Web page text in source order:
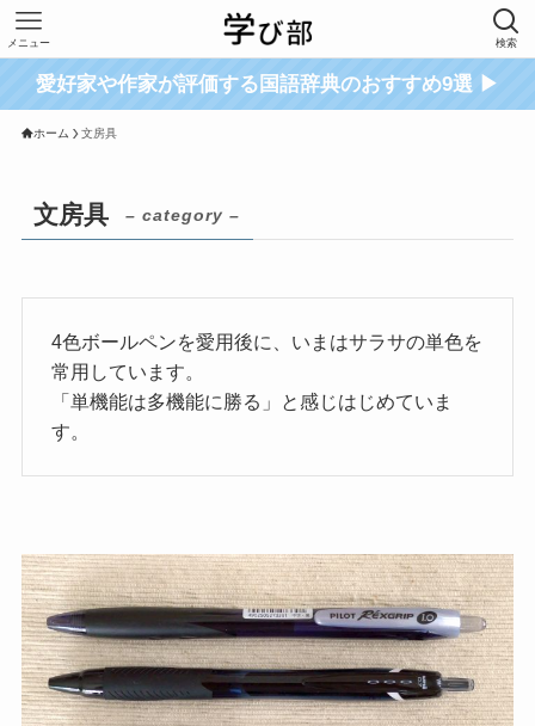
検索
メニュー
愛好家や作家が評価する国語辞典のおすすめ9選 ▶
ホーム 文房具
文房具 – category –
4色ボールペンを愛用後に、いまはサラサの単色を
常用しています。
「単機能は多機能に勝る」と感じはじめていま
す。